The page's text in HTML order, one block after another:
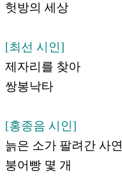
헛방의 세상
[최선 시인]
제자리를 찾아
쌍봉낙타
[홍종음 시인]
늙은 소가 팔려간 사연
붕어빵 몇 개